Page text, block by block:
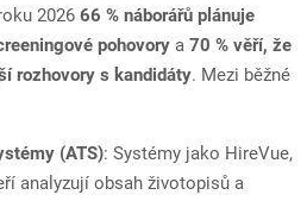
2026 66 % náborářů plánuje
pohovory a 70 % věří, že
rozhovory s kandidáty. Mezi běžné
(ATS): Systémy jako HireVue,
analyzují obsah životopisů a